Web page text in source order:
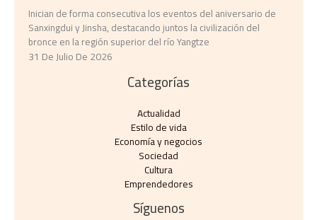
Inician de forma consecutiva los eventos del aniversario de
Sanxingdui y Jinsha, destacando juntos la civilización del
bronce en la región superior del río Yangtze
31 De Julio De 2026
Categorías
Actualidad
Estilo de vida
Economía y negocios​
Sociedad
Cultura
Emprendedores
Síguenos